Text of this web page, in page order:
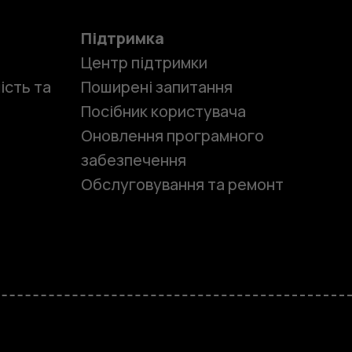
та
Підтримка
Центр підтримки
Поширені запитання
Посібник користувача
Оновлення програмного
забезпечення
Обслуговування та ремонт